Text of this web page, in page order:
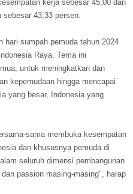
kerja sebesar 45,00 dan
43,33 persen.
hari sumpah pemuda tahun 2024
Raya. Tema ini
untuk meningkatkan dan
kepemudaan hingga mencapai
yang besar, Indonesia yang
sama membuka kesempatan
dan khususnya pemuda di
seluruh dimensi pembangunan
passion masing-masing", harap